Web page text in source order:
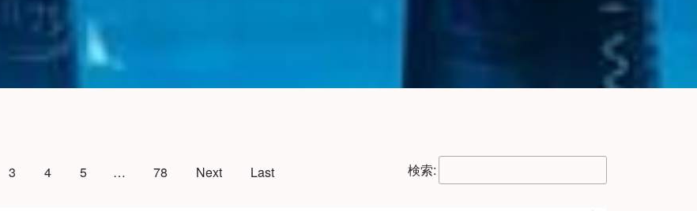
検索:
3 4 5 … 78 Next
Last